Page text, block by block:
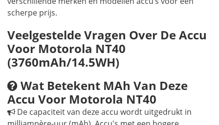
scherpe prijs.
Veelgestelde Vragen Over De Accu
Voor Motorola NT40
(3760mAh/14.5WH)
Wat Betekent MAh Van Deze
Accu Voor Motorola NT40
De capaciteit van deze accu wordt uitgedrukt in